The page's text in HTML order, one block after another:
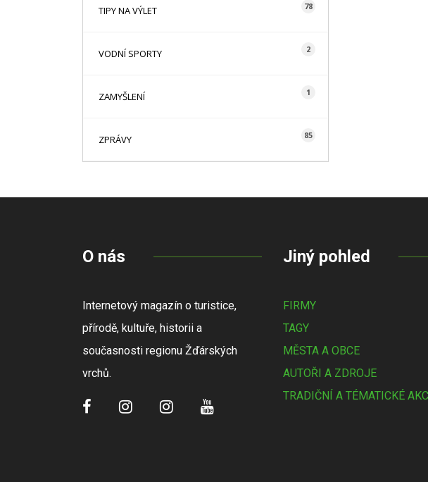
TIPY NA VÝLET 78
VODNÍ SPORTY 2
ZAMYŠLENÍ 1
ZPRÁVY 85
O nás
Internetový magazín o turistice,
přírodě, kultuře, historii a
současnosti regionu Žďárských
vrchů.
Jiný pohled
FIRMY
TAGY
MĚSTA A OBCE
AUTOŘI A ZDROJE
TRADIČNÍ A TÉMATICKÉ